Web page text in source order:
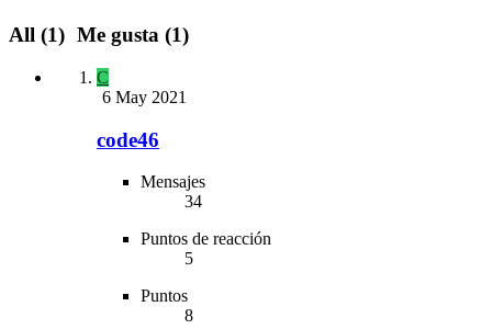
All (1) Me gusta (1)
C
6 May 2021
code46
Mensajes
34
Puntos de reacción
5
Puntos
8